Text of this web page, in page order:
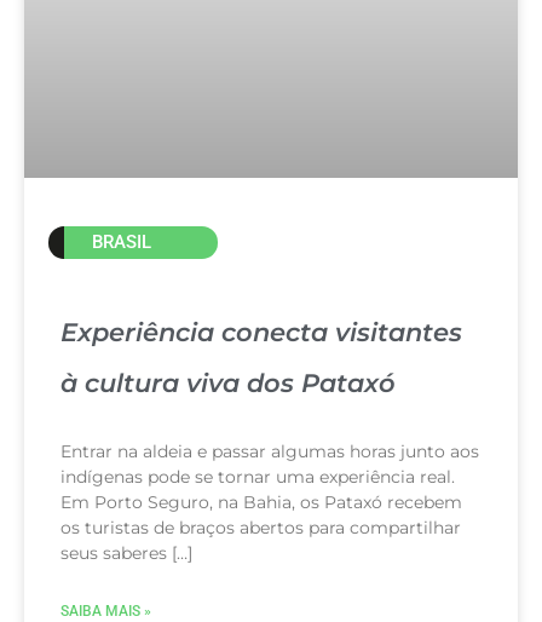
BRASIL
Experiência conecta visitantes
à cultura viva dos Pataxó
Entrar na aldeia e passar algumas horas junto aos
indígenas pode se tornar uma experiência real.
Em Porto Seguro, na Bahia, os Pataxó recebem
os turistas de braços abertos para compartilhar
seus saberes […]
SAIBA MAIS »